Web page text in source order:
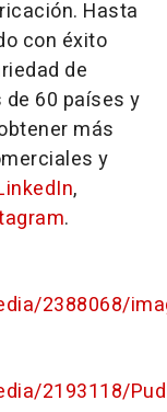
Hasta
con éxito
de
60 países y
más
y
,
.
2388068/
2193118/